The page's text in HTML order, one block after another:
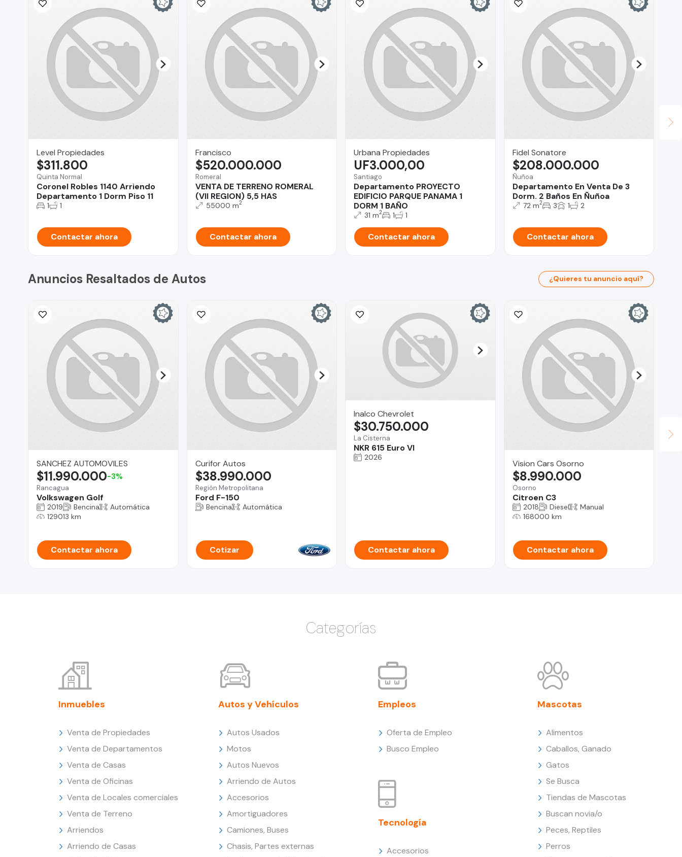
Level Propiedades
Quinta Normal
Coronel Robles 1140 Arriendo
Departamento 1 Dorm Piso 11
$311.800
1 1
Contactar ahora
Francisco
Romeral
VENTA DE TERRENO ROMERAL
(VII REGION) 5,5 HAS
$520.000.000
55000 m2
Contactar ahora
Urbana Propiedades
Santiago
Departamento PROYECTO
EDIFICIO PARQUE PANAMA 1
DORM 1 BAÑO
UF3.000,00
31 m2 1 1
Contactar ahora
Fidel Sonatore
Ñuñoa
Departamento En Venta De 3
Dorm. 2 Baños En Ñuñoa
$208.000.000
72 m2 3 1 2
Contactar ahora
Anuncios Resaltados de Autos ¿Quieres tu anuncio aquí?
SANCHEZ AUTOMOVILES
Rancagua
Volkswagen Golf
$11.990.000-3%
2019 Bencina
Automática
129013 km
Contactar ahora
Curifor Autos
Región Metropolitana
Ford F-150
$38.990.000
Bencina Automática
Cotizar
Inalco Chevrolet
La Cisterna
NKR 615 Euro VI
$30.750.000
2026
Contactar ahora
Vision Cars Osorno
Osorno
Citroen C3
$8.990.000
2018 Diesel
Manual
168000 km
Contactar ahora
Categorías
Inmuebles
Venta de Propiedades
Venta de Departamentos
Venta de Casas
Venta de Oficinas
Venta de Locales comerciales
Venta de Terreno
Arriendos
Arriendo de Casas
Autos y Vehículos
Autos Usados
Motos
Autos Nuevos
Arriendo de Autos
Accesorios
Amortiguadores
Camiones, Buses
Chasis, Partes externas
Empleos
Oferta de Empleo
Busco Empleo
Tecnología
Accesorios
Mascotas
Alimentos
Caballos, Ganado
Gatos
Se Busca
Tiendas de Mascotas
Buscan novia/o
Peces, Reptiles
Perros